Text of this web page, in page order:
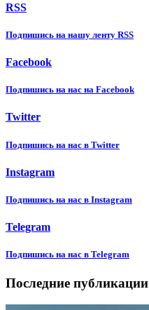
RSS
Подпишиcь на нашу ленту RSS
Facebook
Подпишиcь на нас на Facebook
Twitter
Подпишиcь на нас в Twitter
Instagram
Подпишиcь на нас в Instagram
Telegram
Подпишиcь на нас в Telegram
Последние публикации